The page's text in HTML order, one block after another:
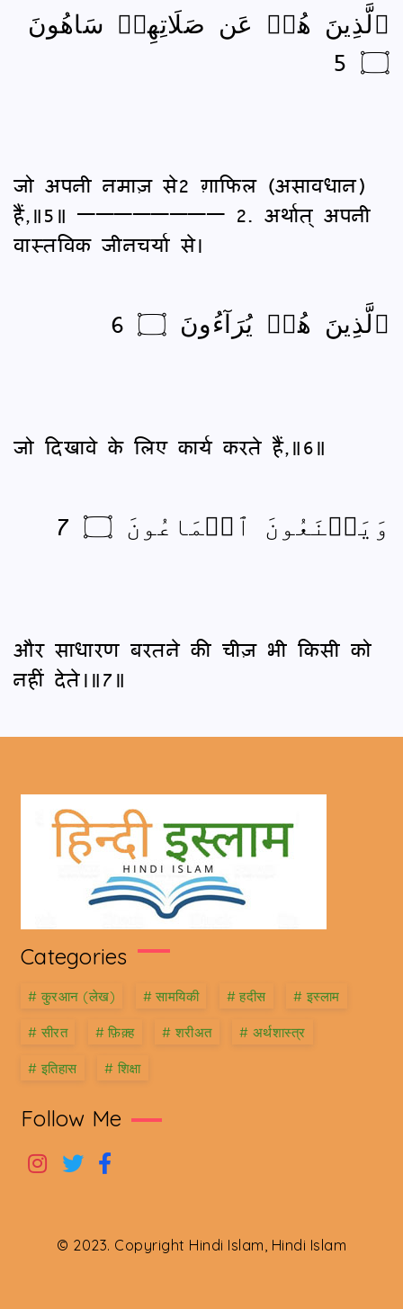
ٱلَّذِينَ هُمۡ عَن صَلَاتِهِمۡ سَاهُونَ
۝ 5
जो अपनी नमाज़ से2 ग़ाफिल (असावधान)
हैं,॥5॥ ———————— 2. अर्थात् अपनी
वास्तविक जीनचर्या से।
ٱلَّذِينَ هُمۡ يُرَآءُونَ ۝ 6
जो दिखावे के लिए कार्य करते हैं,॥6॥
وَيَمۡنَعُونَ ٱلۡمَاعُونَ ۝ 7
और साधारण बरतने की चीज़ भी किसी को
नहीं देते।॥7॥
Categories
# कु़रआन (लेख) # सामयिकी # हदीस # इस्लाम
# सीरत # फ़िक़्ह # शरीअत # अर्थशास्त्र
# इतिहास # शिक्षा
Follow Me
© 2023. Copyright Hindi Islam, Hindi Islam